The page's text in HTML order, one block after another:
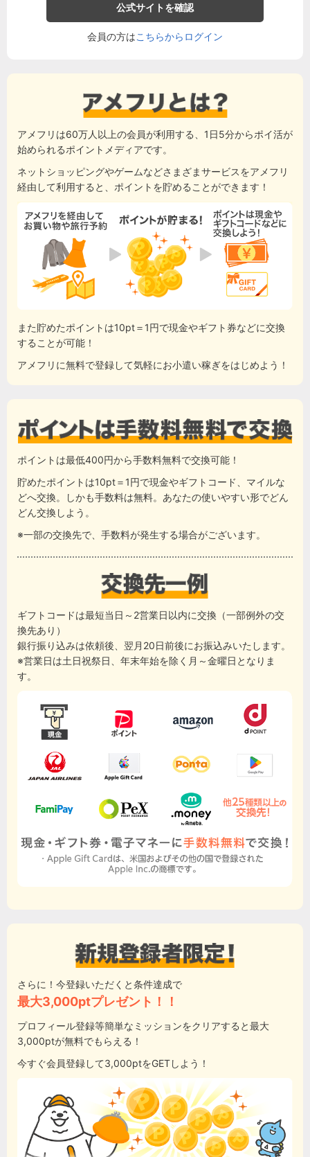
公式サイトを確認
会員の方はこちらからログイン
アメフリは60万人以上の会員が利用する、1日5分からポイ活が
始められるポイントメディアです。
ネットショッピングやゲームなどさまざまサービスをアメフリ
経由して利用すると、ポイントを貯めることができます！
また貯めたポイントは10pt＝1円で現金やギフト券などに交換
することが可能！
アメフリに無料で登録して気軽にお小遣い稼ぎをはじめよう！
ポイントは最低400円から手数料無料で交換可能！
貯めたポイントは10pt＝1円で現金やギフトコード、マイルな
どへ交換。しかも手数料は無料。あなたの使いやすい形でどん
どん交換しよう。
※一部の交換先で、手数料が発生する場合がございます。
ギフトコードは最短当日～2営業日以内に交換（一部例外の交
換先あり）
銀行振り込みは依頼後、翌月20日前後にお振込みいたします。
※営業日は土日祝祭日、年末年始を除く月～金曜日となりま
す。
さらに！今登録いただくと条件達成で
最大3,000ptプレゼント！！
プロフィール登録等簡単なミッションをクリアすると最大
3,000ptが無料でもらえる！
今すぐ会員登録して3,000ptをGETしよう！